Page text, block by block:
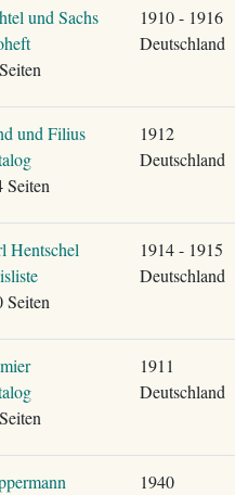
und Sachs
1910 - 1916
Deutschland
und Filius
Seiten
1912
Deutschland
Hentschel
Seiten
1914 - 1915
Deutschland
1911
Deutschland
1940